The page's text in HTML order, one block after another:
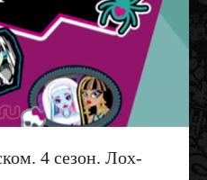
4 сезон. Лох-